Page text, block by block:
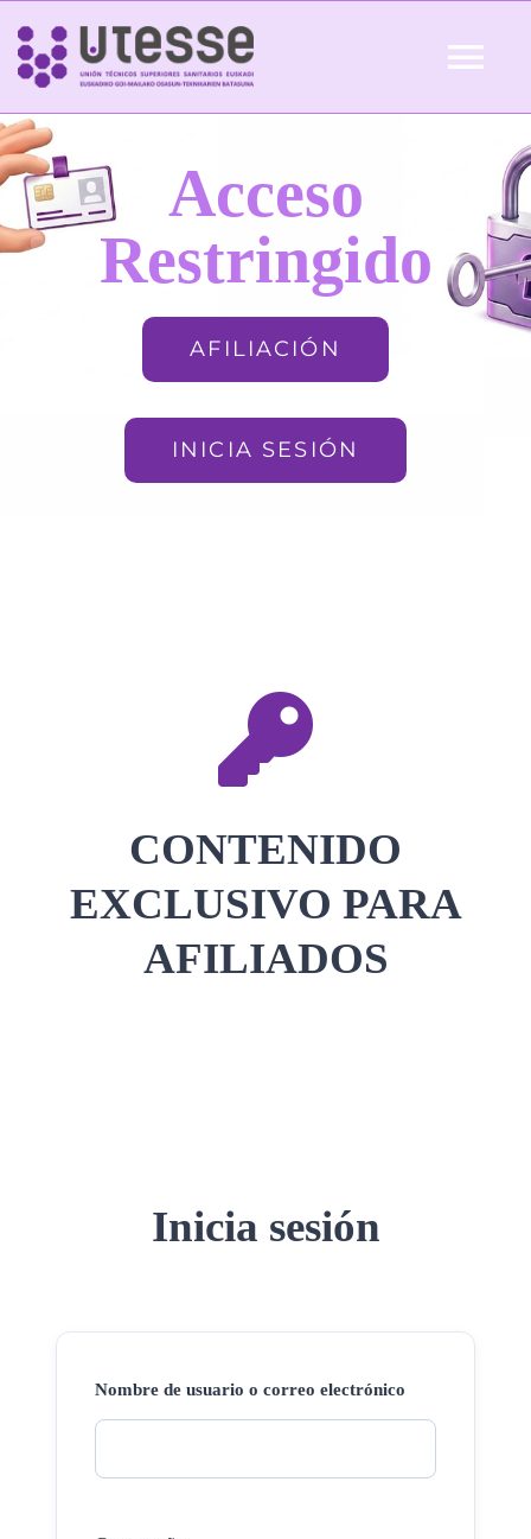
Skip
content
Inicio
QUIÉNES SOMOS Acceso
Restringido
AFILIACIÓN
INICIA SESIÓN
CONTENIDO
EXCLUSIVO PARA
AFILIADOS
Inicia sesión
Nombre de usuario o correo electrónico